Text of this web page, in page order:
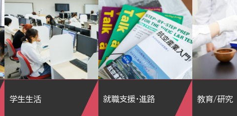
学生生活 就職支援・進路 教育/研究